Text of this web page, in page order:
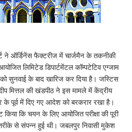
ने ऑर्डिनेंस फैक्टरीज में चार्जमैन के तकनीकी
लिमिटेड डिपार्टमेंटल कॉम्पटेटिव एग्जाम
सुनवाई के बाद खारिज कर दिया है। जस्टिस
मित्तल की खंडपीठ ने इस मामले में केंद्रीय
पूर्व में दिए गए आदेश को बरकरार रखा है।
कि चयन के लिए आयोजित परीक्षा की पूरी
तरीके से संपन्न हुई थी। जबलपुर निवासी मुकेश